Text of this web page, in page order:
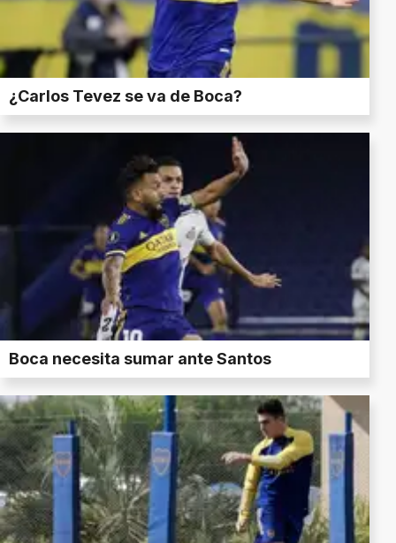
¿Carlos Tevez se va de Boca?
Boca necesita sumar ante Santos